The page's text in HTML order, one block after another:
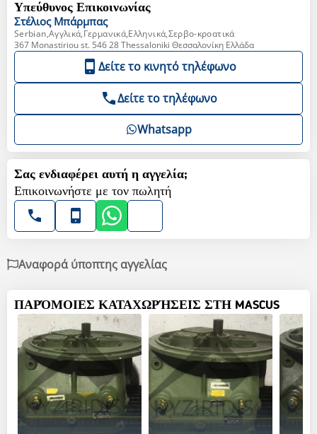
Υπεύθυνος Επικοινωνίας
Στέλιος Μπάρμπας
Serbian,Αγγλικά,Γερμανικά,Ελληνικά,Σερβο-κροατικά
367 Monastiriou st. 546 28 Thessaloniki Θεσσαλονίκη Ελλάδα
Δείτε το κινητό τηλέφωνο
Δείτε το τηλέφωνο
Whatsapp
Σας ενδιαφέρει αυτή η αγγελία;
Επικοινωνήστε με τον πωλητή
Αναφορά ύποπτης αγγελίας
ΠΑΡΌΜΟΙΕΣ ΚΑΤΑΧΩΡΉΣΕΙΣ ΣΤΗ MASCUS